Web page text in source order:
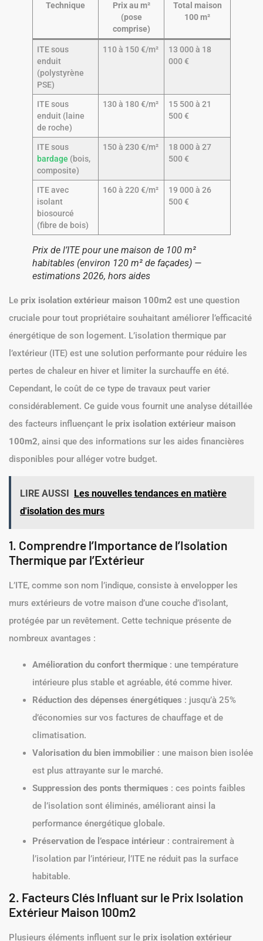
Technique
Prix au m²
(pose
comprise)
Total maison
100 m²
ITE sous
enduit
(polystyrène
PSE)
110 à 150 €/m²
13 000 à 18
000 €
ITE sous
enduit (laine
de roche)
130 à 180 €/m²
15 500 à 21
500 €
ITE sous
bardage (bois,
composite)
150 à 230 €/m²
18 000 à 27
500 €
ITE avec
isolant
biosourcé
(fibre de bois)
160 à 220 €/m²
19 000 à 26
500 €
Prix de l’ITE pour une maison de 100 m²
habitables (environ 120 m² de façades) —
estimations 2026, hors aides
Le prix isolation extérieur maison 100m2 est une question
cruciale pour tout propriétaire souhaitant améliorer l’efficacité
énergétique de son logement. L’isolation thermique par
l’extérieur (ITE) est une solution performante pour réduire les
pertes de chaleur en hiver et limiter la surchauffe en été.
Cependant, le coût de ce type de travaux peut varier
considérablement. Ce guide vous fournit une analyse détaillée
des facteurs influençant le prix isolation extérieur maison
100m2, ainsi que des informations sur les aides financières
disponibles pour alléger votre budget.
LIRE AUSSI
Les nouvelles tendances en matière
d'isolation des murs
1. Comprendre l’Importance de l’Isolation
Thermique par l’Extérieur
L’ITE, comme son nom l’indique, consiste à envelopper les
murs extérieurs de votre maison d’une couche d’isolant,
protégée par un revêtement. Cette technique présente de
nombreux avantages :
Amélioration du confort thermique : une température
intérieure plus stable et agréable, été comme hiver.
Réduction des dépenses énergétiques : jusqu’à 25%
d’économies sur vos factures de chauffage et de
climatisation.
Valorisation du bien immobilier : une maison bien isolée
est plus attrayante sur le marché.
Suppression des ponts thermiques : ces points faibles
de l’isolation sont éliminés, améliorant ainsi la
performance énergétique globale.
Préservation de l’espace intérieur : contrairement à
l’isolation par l’intérieur, l’ITE ne réduit pas la surface
habitable.
2. Facteurs Clés Influant sur le Prix Isolation
Extérieur Maison 100m2
Plusieurs éléments influent sur le prix isolation extérieur